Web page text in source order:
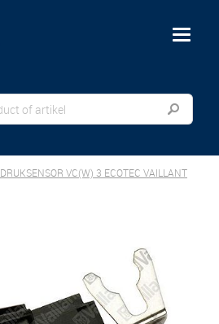
menu
DRUKSENSOR VC(W) 3 ECOTEC VAILLANT